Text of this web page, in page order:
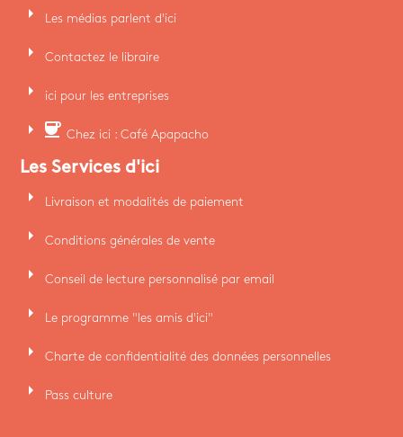
arrow_right Les médias parlent d'ici
arrow_right Contactez le libraire
arrow_right ici pour les entreprises
arrow_right coffee Chez ici : Café Apapacho
Les Services d'ici
arrow_right Livraison et modalités de paiement
arrow_right Conditions générales de vente
arrow_right Conseil de lecture personnalisé par email
arrow_right Le programme "les amis d'ici"
arrow_right Charte de confidentialité des données personnelles
arrow_right Pass culture